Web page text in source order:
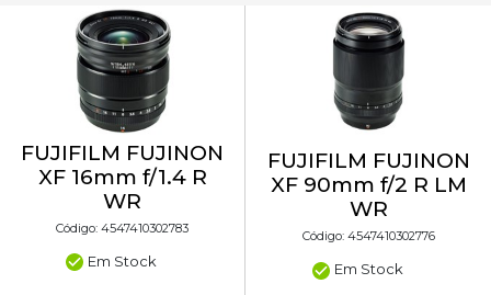
FUJIFILM FUJINON
XF 16mm f/1.4 R
WR
Código: 4547410302783
Em Stock
FUJIFILM FUJINON
XF 90mm f/2 R LM
WR
Código: 4547410302776
Em Stock